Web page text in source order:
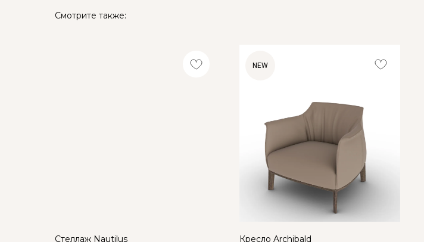
Смотрите также:
Стеллаж Nautilus
NEW
Кресло Archibald